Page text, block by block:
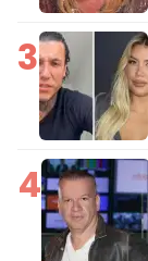
3
4